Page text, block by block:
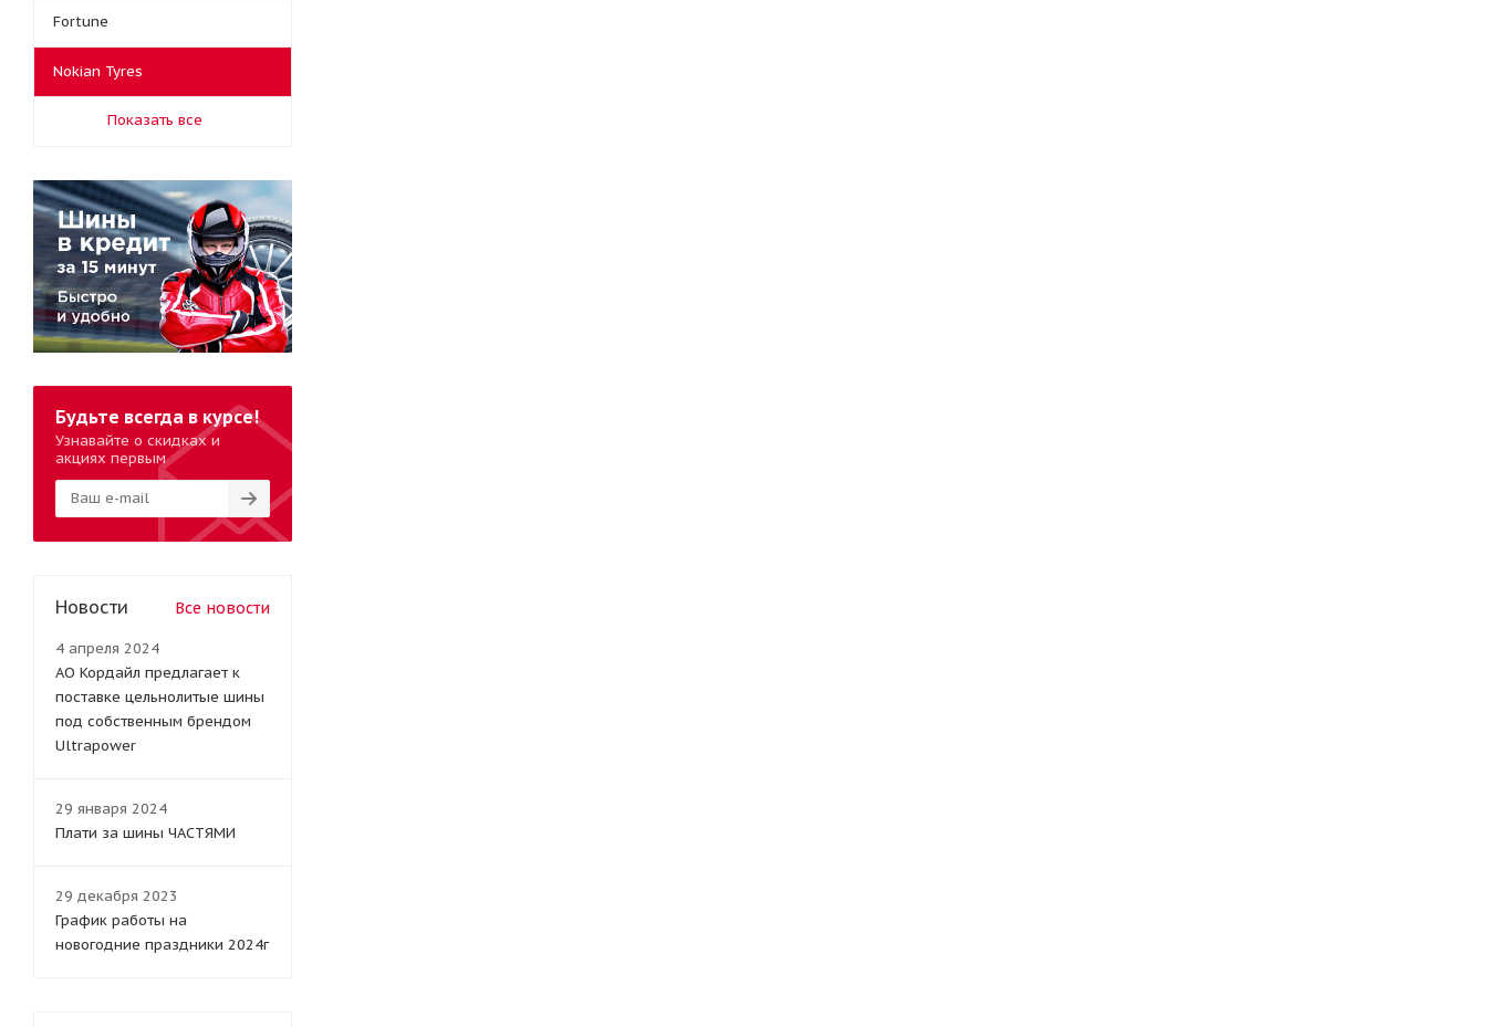
Fortune
Nokian Tyres
Показать все
Будьте всегда в курсе!
Узнавайте о скидках и
акциях первым
Новости Все новости
4 апреля 2024
АО Кордайл предлагает к
поставке цельнолитые шины
под собственным брендом
Ultrapower
29 января 2024
Плати за шины ЧАСТЯМИ
29 декабря 2023
График работы на
новогодние праздники 2024г